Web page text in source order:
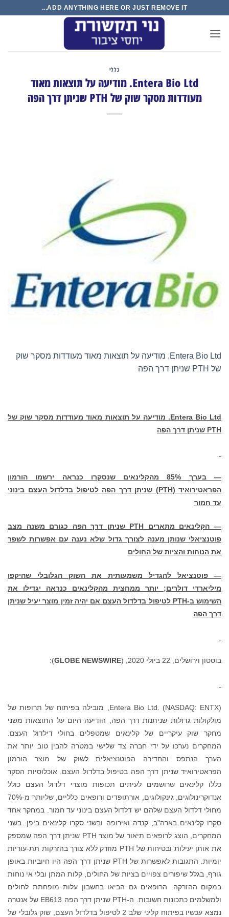
content
ADD ANYTHING HERE OR JUST REMOVE IT...
כללי
Entera Bio Ltd. מודיעה על תוצאות מאוד
מעודדות מסקר שוק של PTH שניתן דרך הפה
Entera Bio Ltd. מודיעה על תוצאות מאוד מעודדות מסקר שוק
של PTH שניתן דרך הפה
Entera Bio Ltd.
מודיעה על תוצאות מאוד מעודדות מסקר שוק של
PTH שניתן דרך הפה
— בערך 85% מהקלינאים שנסקרו כנראה ירשמו הורמון
הפראטירואיד (PTH) שניתן דרך הפה לטיפול בדלדול העצם בינוני
עד חמור
— הקלינאים מתארים PTH שניתן דרך הפה כגורם משנה מצב
פוטנציאלי שנותן מענה לצורך גדול שלא נענה עם אפשרות לשפר
את הנוחות והציות של החולים
— פוטנציאל להגדיל משמעותית את השוק הגלובלי שהיקפו
מיליארדי דולרים; יותר ממחצית מהקלינאים כנראה יגדילו את
השימוש ב-PTH לטיפול בדלדול העצם אם יהיה זמין מוצר יעיל שניתן
דרך הפה
בוסטון וירושלים, 22 ביולי 2020, ( GLOBE NEWSWIRE
):
Entera Bio Ltd. (NASDAQ: ENTX), מובילה בפיתוח של תרופות של
מולקולות גדולות שניתנות דרך הפה, הודיעה היום על התוצאות משני
מחקר שוק עיקריים של קלינאים שמטפלים בחולי דילדול העצם.
המחקרים נערכו על ידי חברה צד שלישי במטרה להבין טוב יותר את
הערך הנתפס והחדירה הפוטנציאלית לשוק של מוצר הורמון
הפראטירואיד שניתן דרך הפה בטיפול בדלדול העצם. אוכלוסיות הסקר
כללו קלינאים שרושמים לעיתים תכופות מוצרי דלדול העצם כולל
אנדוקרינולוגים, גינקולוגים, אורתופדים ורופאים כלליים, שליותר מ-70%
מחולי דלדול העצם שלהם יש דלדול העצם בינוני עד חמור. במחקר אחד
סקרו קלינאים בארה"ב, קנדה ואירופה ובשני סקרו קלינאים ביפן. בשני
המחקרים, הוצג לרופאים תיאור של מוצר PTH שניתן דרך הפה שמספק
את אותן יעילות ובטיחות של PTH מוזרק ללא צורך בהזרקות תת-עוריות
יומיות. התגובות לאפשרות של PTH שניתן דרך הפה היו חיוביות באופן
גורף, בגלל שיפורים צפויים בציות של החולים, קלות המתן ובלי אי נוחות
במקום ההזרקה. הרופאים גם הביאו בחשבון עלות מופחתת לחולים
ולמשלמים כתכונות חשובות. ה-PTH שניתן דרך הפה EB613 של אנטרה
נמצא עכשיו בפיתוח קליני שלב 2 לטיפול בדלדול העצם, שוק גלובלי של